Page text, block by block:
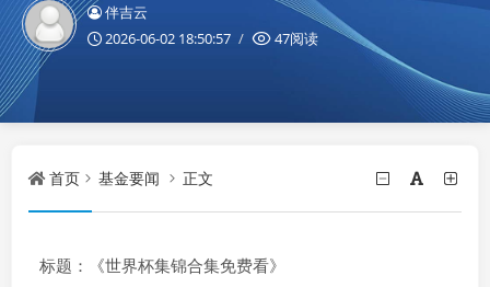
伴吉云
2026-06-02 18:50:57
47阅读
首页 基金要闻 正文
标题：《世界杯集锦合集免费看》